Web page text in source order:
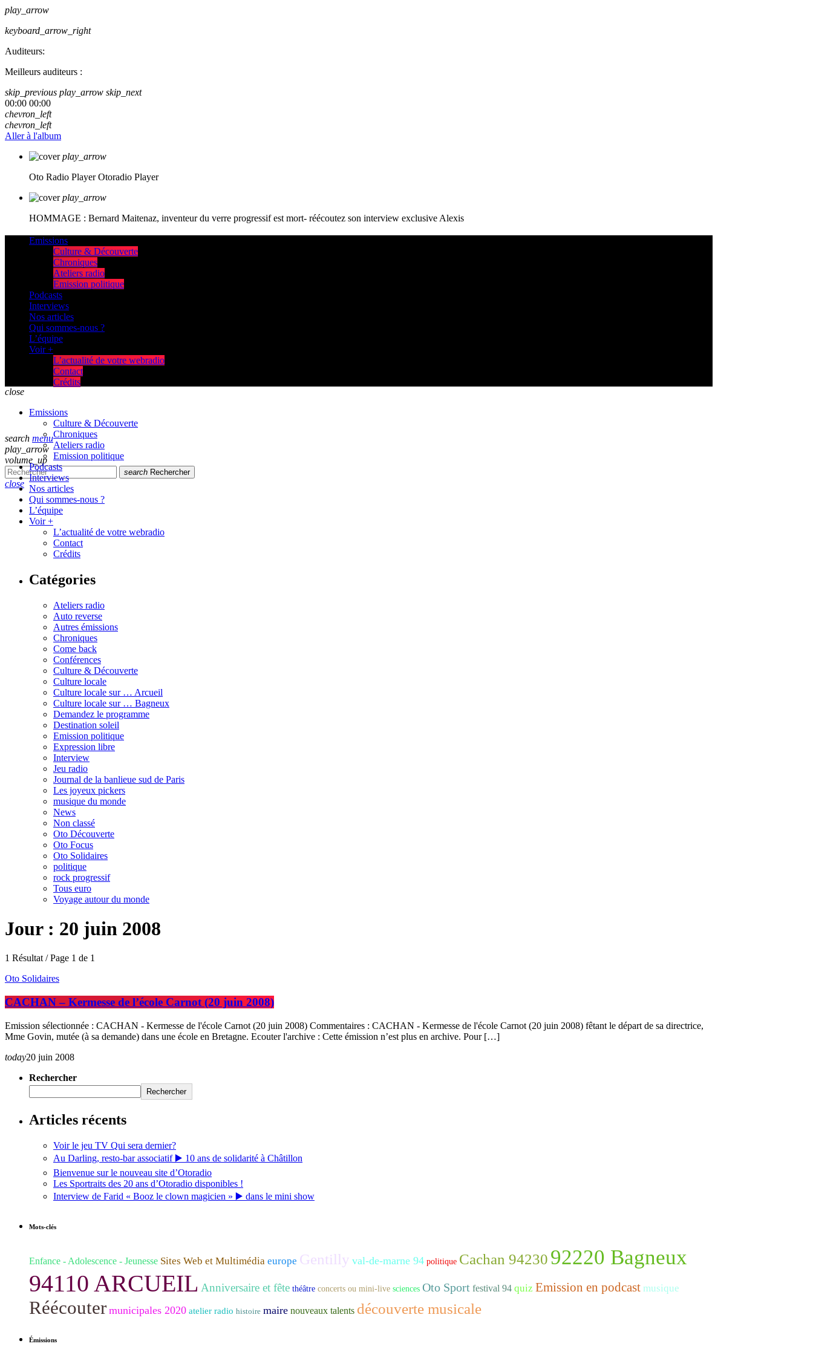
play_arrow
keyboard_arrow_right
Auditeurs:
Meilleurs auditeurs :
skip_previous play_arrow skip_next
00:00 00:00
chevron_left
chevron_left
Aller à l'album
play_arrow
Oto Radio Player Otoradio Player
play_arrow
HOMMAGE : Bernard Maitenaz, inventeur du verre progressif est mort- réécoutez son interview exclusive Alexis
Emissions
Culture & Découverte
Chroniques
Ateliers radio
Emission politique
Podcasts
Interviews
Nos articles
Qui sommes-nous ?
L’équipe
Voir +
L’actualité de votre webradio
Contact
Crédits
search menu
play_arrow
volume_up
search Rechercher
close
close
Emissions
Culture & Découverte
Chroniques
Ateliers radio
Emission politique
Podcasts
Interviews
Nos articles
Qui sommes-nous ?
L’équipe
Voir +
L’actualité de votre webradio
Contact
Crédits
Catégories
Ateliers radio
Auto reverse
Autres émissions
Chroniques
Come back
Conférences
Culture & Découverte
Culture locale
Culture locale sur … Arcueil
Culture locale sur … Bagneux
Demandez le programme
Destination soleil
Emission politique
Expression libre
Interview
Jeu radio
Journal de la banlieue sud de Paris
Les joyeux pickers
musique du monde
News
Non classé
Oto Découverte
Oto Focus
Oto Solidaires
politique
rock progressif
Tous euro
Voyage autour du monde
Jour : 20 juin 2008
1 Résultat / Page 1 de 1
Oto Solidaires
CACHAN – Kermesse de l’école Carnot (20 juin 2008)
Emission sélectionnée : CACHAN - Kermesse de l'école Carnot (20 juin 2008) Commentaires : CACHAN - Kermesse de l'école Carnot (20 juin 2008) fêtant le départ de sa directrice,
Mme Govin, mutée (à sa demande) dans une école en Bretagne. Ecouter l'archive : Cette émission n’est plus en archive. Pour […]
today20 juin 2008
Rechercher
Rechercher
Articles récents
Voir le jeu TV Qui sera dernier?
Au Darling, resto-bar associatif ▶️ 10 ans de solidarité à Châtillon
Bienvenue sur le nouveau site d’Otoradio
Les Sportraits des 20 ans d’Otoradio disponibles !
Interview de Farid « Booz le clown magicien » ▶️ dans le mini show
Mots-clés
Enfance - Adolescence - Jeunesse Sites Web et Multimédia europe Gentilly val-de-marne 94 politique Cachan 94230 92220 Bagneux
94110 ARCUEIL Anniversaire et fête théâtre concerts ou mini-live sciences Oto Sport festival 94 quiz Emission en podcast musique
Réécouter municipales 2020 atelier radio histoire maire nouveaux talents découverte musicale
Émissions